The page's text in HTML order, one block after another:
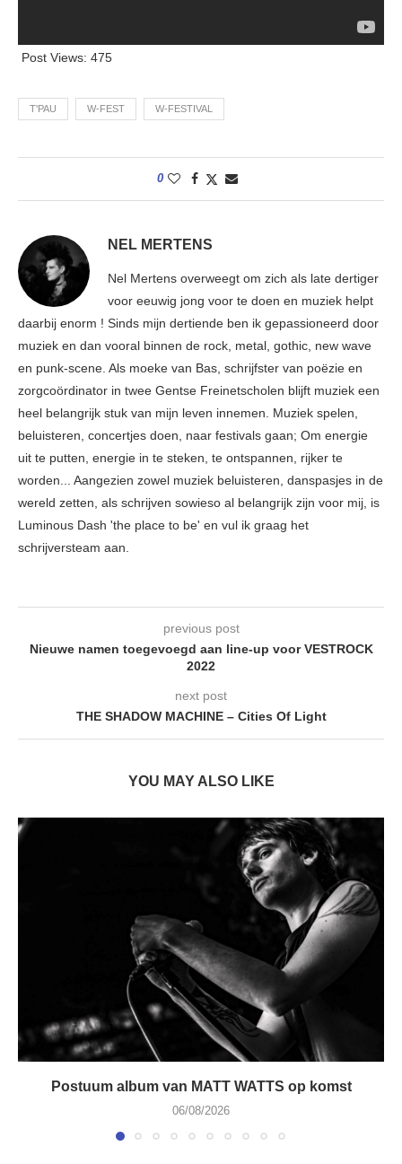
Post Views: 475
T'PAU W-FEST W-FESTIVAL
0
NEL MERTENS
Nel Mertens overweegt om zich als late dertiger
voor eeuwig jong voor te doen en muziek helpt
daarbij enorm ! Sinds mijn dertiende ben ik gepassioneerd door
muziek en dan vooral binnen de rock, metal, gothic, new wave
en punk-scene. Als moeke van Bas, schrijfster van poëzie en
zorgcoördinator in twee Gentse Freinetscholen blijft muziek een
heel belangrijk stuk van mijn leven innemen. Muziek spelen,
beluisteren, concertjes doen, naar festivals gaan; Om energie
uit te putten, energie in te steken, te ontspannen, rijker te
worden... Aangezien zowel muziek beluisteren, danspasjes in de
wereld zetten, als schrijven sowieso al belangrijk zijn voor mij, is
Luminous Dash 'the place to be' en vul ik graag het
schrijversteam aan.
previous post
Nieuwe namen toegevoegd aan line-up voor VESTROCK
2022
next post
THE SHADOW MACHINE – Cities Of Light
YOU MAY ALSO LIKE
Postuum album van MATT WATTS op komst
06/08/2026